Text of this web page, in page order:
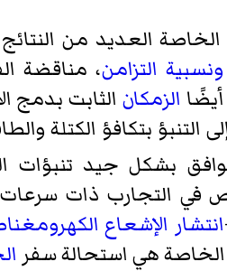
الخاصة العديد من
ونسبية التزامن، مناقضة
الزمكان الثابت بدمج
التنبؤ بتكافؤ الكتلة
بشكل جيد تنبؤات
في التجارب ذات سرعات
انتشار الإشعاع
الخاصة هي استحالة سفر